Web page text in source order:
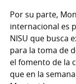
Por su parte,
internacional es
NISU que busca
para la toma de
el fomento de la
que en la